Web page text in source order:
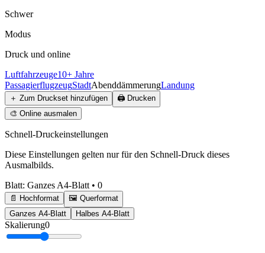
Schwer
Modus
Druck und online
Luftfahrzeuge10+ Jahre
PassagierflugzeugStadtAbenddämmerungLandung
＋ Zum Druckset hinzufügen 🖨️ Drucken
🎨 Online ausmalen
Schnell-Druckeinstellungen
Diese Einstellungen gelten nur für den Schnell-Druck dieses
Ausmalbilds.
Blatt: Ganzes A4-Blatt • 0
📄 Hochformat
🖼️ Querformat
Ganzes A4-Blatt
Halbes A4-Blatt
Skalierung0